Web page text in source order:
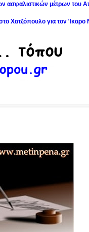
ασφαλιστικών μέτρων του
Χατζόπουλο για τον Ίκαρο